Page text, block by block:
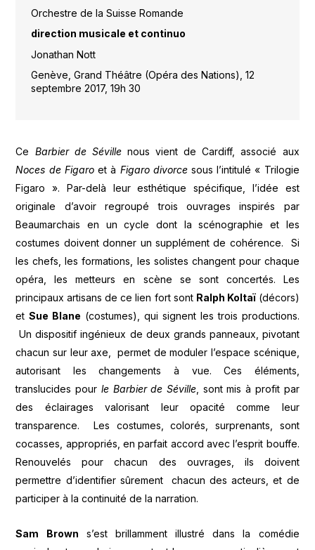
Orchestre de la Suisse Romande
direction musicale et continuo
Jonathan Nott
Genève, Grand Théâtre (Opéra des Nations), 12
septembre 2017, 19h 30
Ce Barbier de Sévillenous vient de Cardiff, associé aux
Noces de Figaroet à Figaro divorcesous l’intitulé « Trilogie
Figaro ». Par-delà leur esthétique spécifique, l’idée est
originale d’avoir regroupé trois ouvrages inspirés par
Beaumarchais en un cycle dont la scénographie et les
costumes doivent donner un supplément de cohérence. Si
les chefs, les formations, les solistes changent pour chaque
opéra, les metteurs en scène se sont concertés. Les
principaux artisans de ce lien fort sont Ralph Koltaï(décors)
etSue Blane (costumes), qui signent les trois productions.
Un dispositif ingénieux de deux grands panneaux, pivotant
chacun sur leur axe, permet de moduler l’espace scénique,
autorisant les changements à vue. Ces éléments,
translucides pour le Barbier de Séville , sont mis à profit par
des éclairages valorisant leur opacité comme leur
transparence. Les costumes, colorés, surprenants, sont
cocasses, appropriés, en parfait accord avec l’esprit bouffe.
Renouvelés pour chacun des ouvrages, ils doivent
permettre d’identifier sûrement chacun des acteurs, et de
participer à la continuité de la narration.
Sam Brown s’est brillamment illustré dans la comédie